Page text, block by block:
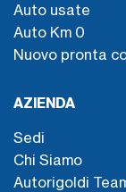
Auto usate
Auto Km 0
Nuovo pronta
AZIENDA
Sedi
Chi Siamo
Autorigoldi